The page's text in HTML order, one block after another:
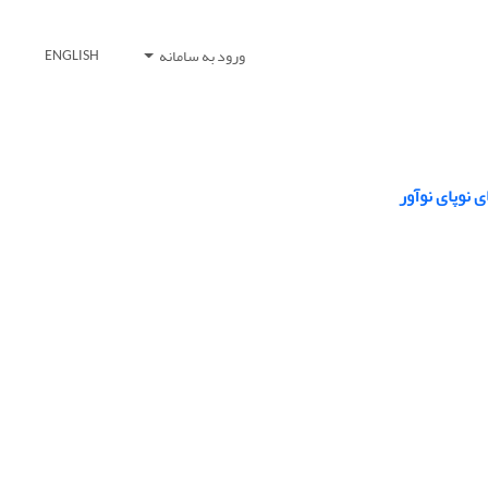
ورود به سامانه ENGLISH
نوپای نوآور